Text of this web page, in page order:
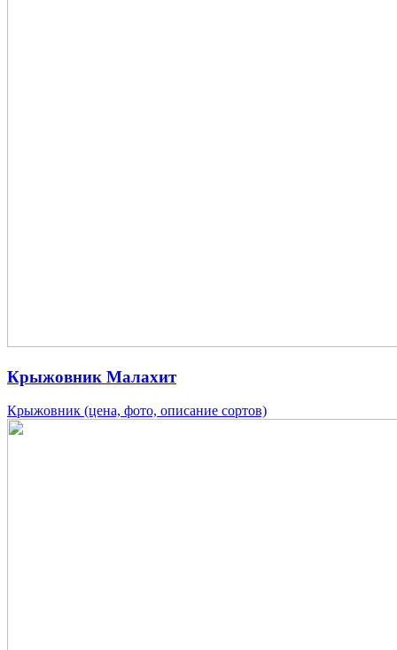
Крыжовник Малахит
Крыжовник (цена, фото, описание сортов)